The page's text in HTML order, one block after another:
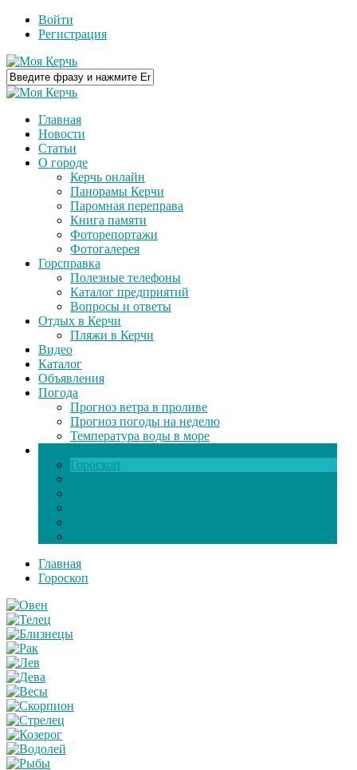
Войти
Регистрация
Главная
Новости
Статьи
О городе
Керчь онлайн
Панорамы Керчи
Паромная переправа
Книга памяти
Фоторепортажи
Фотогалерея
Горсправка
Полезные телефоны
Каталог предприятий
Вопросы и ответы
Отдых в Керчи
Пляжи в Керчи
Видео
Каталог
Объявления
Погода
Прогноз ветра в проливе
Прогноз погоды на неделю
Температура воды в море
Гороскоп
Главная
Гороскоп